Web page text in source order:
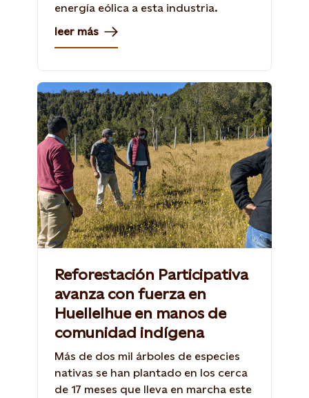
energía eólica a esta industria.
leer más
Reforestación Participativa
avanza con fuerza en
Huellelhue en manos de
comunidad indígena
Más de dos mil árboles de especies
nativas se han plantado en los cerca
de 17 meses que lleva en marcha este